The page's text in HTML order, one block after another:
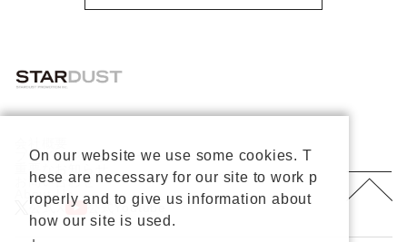
プライバシーポリシー
重要なお知らせ
お問い合わせ
About Us
公式X
公式Youtube
On our website we use some cookies. T
hese are necessary for our site to work p
roperly and to give us information about
how our site is used.